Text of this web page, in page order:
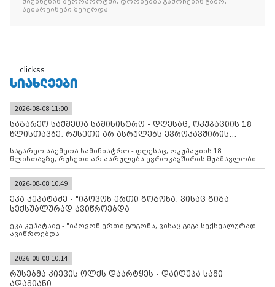
მიუნხენის აეროპორტში, დრონების გამოჩენის გამო,
ავიარეისები შეჩერდა
clickss
ᲡᲘᲐᲮᲚᲔᲔᲑᲘ
2026-08-08 11:00
საგარეო საქმეთა სამინისტრო - დღესაც, ოკუპაციის 18
წლისთავზე, რუსეთი არ ასრულებს ევროკავშირის
საგარეო საქმეთა სამინისტრო - დღესაც, ოკუპაციის 18
წლისთავზე, რუსეთი არ ასრულებს ევროკავშირის შუამავლობით
დადებულ 2008 წლის 12 აგვისტოს ცეცხლის შეწყვეტის
კონტროლს ოკუპირებულ რეგიონებში, აგრძელებს მათი
მილიტარიზაციის პროცესს და აქტიურად დგამს ნაბიჯებს მათი
ფაქტობრივი ანექსიისკენ
2026-08-08 10:49
ეკა კუპატაძე - "იპოვონ ერთი გოგონა, ვისაც გიგა
სექსუალურად ავიწროებდა
ეკა კუპატაძე - "იპოვონ ერთი გოგონა, ვისაც გიგა სექსუალურად
ავიწროებდა
2026-08-08 10:14
რუსებმა კიევის ოლქს დაარტყეს - დაიღუპა სამი
ადამიანი